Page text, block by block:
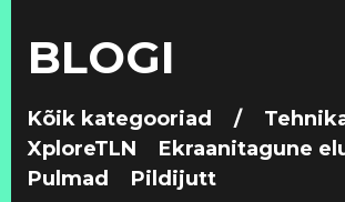
BLOGI
Kõik kategooriad /
XploreTLN
Ekraanitagune
Pulmad
Pildijutt